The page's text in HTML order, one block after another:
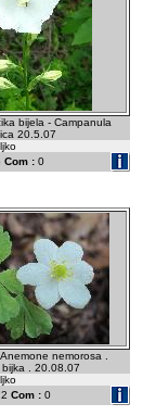
bijela - Campanula
20.5.07
Com : 0
nemorosa .
. 20.08.07
Com : 0